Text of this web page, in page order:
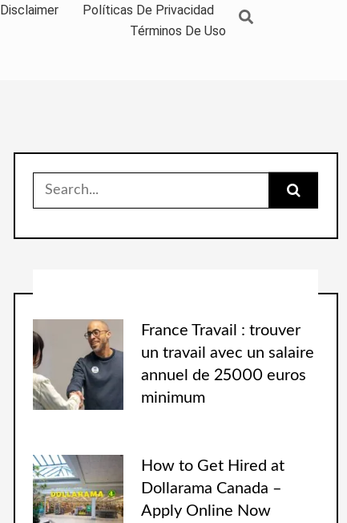
Disclaimer
Políticas De Privacidad
Términos De Uso
France Travail : trouver
un travail avec un salaire
annuel de 25000 euros
minimum
How to Get Hired at
Dollarama Canada –
Apply Online Now